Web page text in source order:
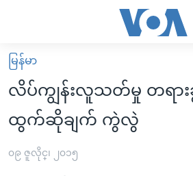
လွယ်ကူ
စေ
Link
များ
မူလစာမျက်နှာ
မြန်မာ
ကမ္ဘာ့သတင်းများ
နိုင်ငံတကာ
ဗွီဒီယို
မြန်မာ
လိပ်ကျွန်းလူသတ်မှု တရာ
ထွက်ဆိုချက် ကွဲလွဲ
၀၉ ဇူလိုင္၊ ၂၀၁၅